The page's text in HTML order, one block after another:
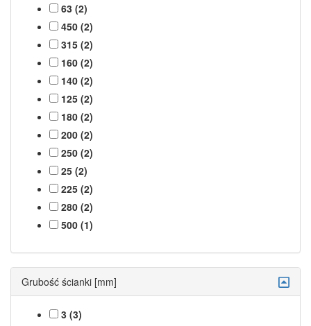
63 (2)
450 (2)
315 (2)
160 (2)
140 (2)
125 (2)
180 (2)
200 (2)
250 (2)
25 (2)
225 (2)
280 (2)
500 (1)
Grubość ścianki [mm]
3 (3)